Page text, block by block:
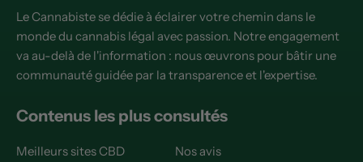
Le Cannabiste se dédie à éclairer votre chemin dans le
monde du cannabis légal avec passion. Notre engagement
va au-delà de l'information : nous œuvrons pour bâtir une
communauté guidée par la transparence et l'expertise.
Contenus les plus consultés
Meilleurs sites CBD
Nos avis